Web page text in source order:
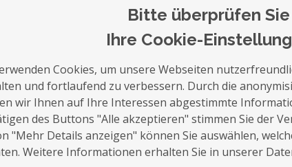
auf die Merkliste Nachricht
Bitte überprüfen Sie
Ihre Cookie-
Cookies, um unsere Webseiten
und fortlaufend zu verbessern. Durch die
wir Ihnen auf Ihre Interessen abgestimmte
des Buttons "Alle akzeptieren" stimmen Sie der
"Mehr Details anzeigen" können Sie auswählen,
Weitere Informationen erhalten Sie in unserer